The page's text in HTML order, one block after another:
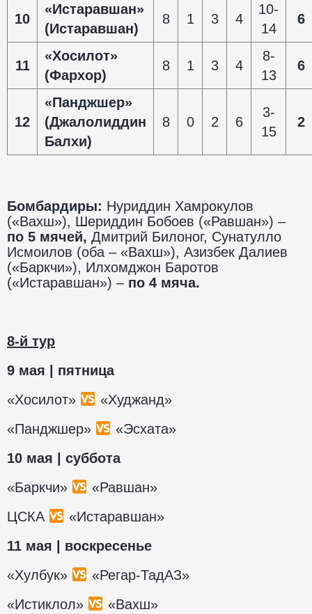
10
«Истаравшан»
(Истаравшан)
8 1 3 4
10-
14
6
11
«Хосилот»
(Фархор)
8 1 3 4
8-
13
6
12
«Панджшер»
(Джалолиддин
Балхи)
8 0 2 6
3-
15
2
Бомбардиры: Нуриддин Хамрокулов
(«Вахш»), Шериддин Бобоев («Равшан») –
по 5 мячей, Дмитрий Билоног, Сунатулло
Исмоилов (оба – «Вахш»), Азизбек Далиев
(«Баркчи»), Илхомджон Баротов
(«Истаравшан») – по 4 мяча.
8-й тур
9 мая | пятница
«Хосилот»
«Худжанд»
«Панджшер»
«Эсхата»
10 мая | суббота
«Баркчи»
«Равшан»
ЦСКА
«Истаравшан»
11 мая | воскресенье
«Хулбук»
«Регар-ТадАЗ»
«Истиклол»
«Вахш»